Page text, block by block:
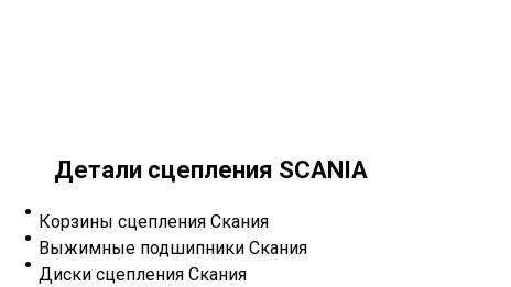
Детали сцепления SCANIA
Корзины сцепления Скания
Выжимные подшипники Скания
Диски сцепления Скания